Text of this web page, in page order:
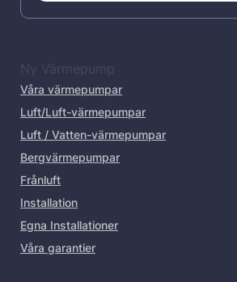
Ny Värmepump
Våra värmepumpar
Luft/Luft-värmepumpar
Luft / Vatten-värmepumpar
Bergvärmepumpar
Frånluft
Installation
Egna Installationer
Våra garantier